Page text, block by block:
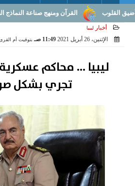
القرآن ومنهج صناعة النماذج الحضارية
أخبار ليبيا
الإثنين، 26 أبريل 2021 11:49 صـ بتوقيت أم
ليبيا ... محاكم
تجري بشكل